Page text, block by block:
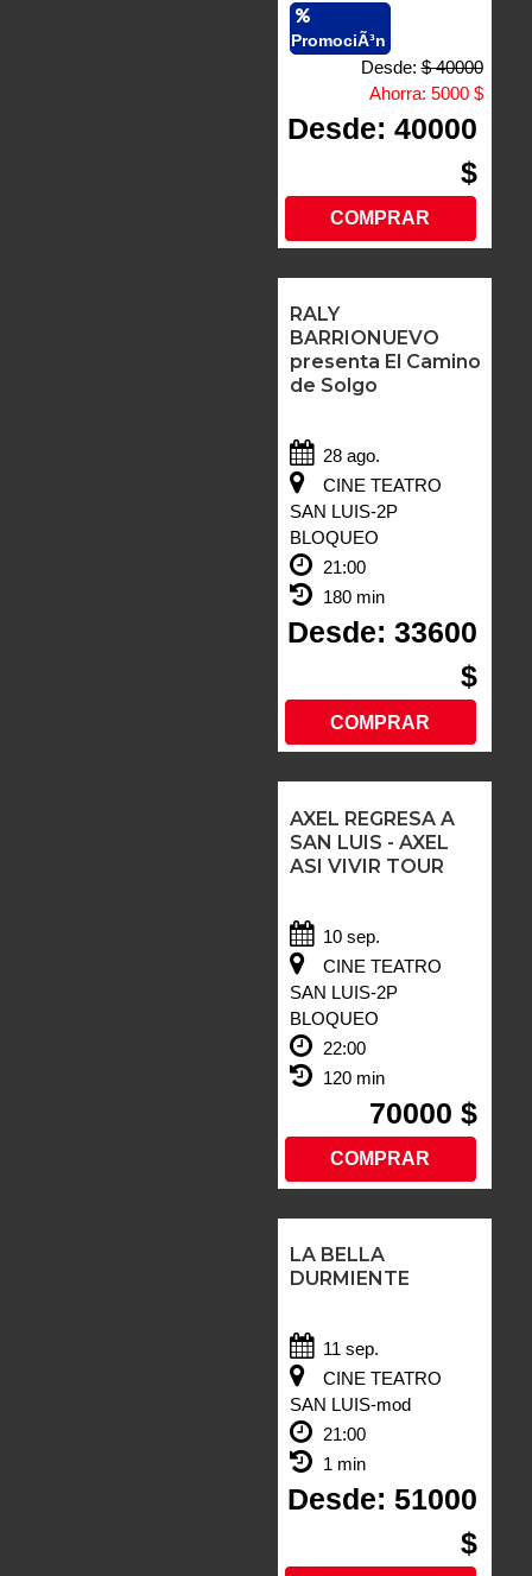
PromociÃ³n
Desde:$ 40000
Ahorra: 5000 $
Desde: 40000
$
COMPRAR
RALY
BARRIONUEVO
presenta El Camino
de Solgo
28 ago.
CINE TEATRO
SAN LUIS-2P
BLOQUEO
21:00
180 min
Desde: 33600
$
COMPRAR
AXEL REGRESA A
SAN LUIS - AXEL
ASI VIVIR TOUR
10 sep.
CINE TEATRO
SAN LUIS-2P
BLOQUEO
22:00
120 min
70000 $
COMPRAR
LA BELLA
DURMIENTE
11 sep.
CINE TEATRO
SAN LUIS-mod
21:00
1 min
Desde: 51000
$